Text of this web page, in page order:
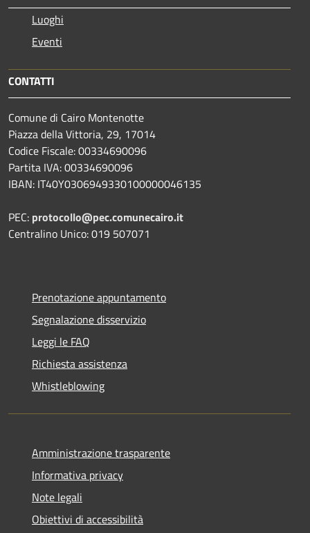
Luoghi
Eventi
CONTATTI
Comune di Cairo Montenotte
Piazza della Vittoria, 29, 17014
Codice Fiscale: 00334690096
Partita IVA: 00334690096
IBAN: IT40Y0306949330100000046135
PEC: protocollo@pec.comunecairo.it
Centralino Unico: 019 507071
Prenotazione appuntamento
Segnalazione disservizio
Leggi le FAQ
Richiesta assistenza
Whistleblowing
Amministrazione trasparente
Informativa privacy
Note legali
Obiettivi di accessibilità